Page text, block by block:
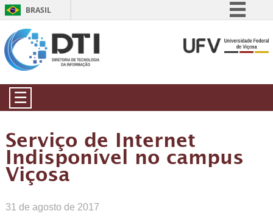
BRASIL
Comunica BR
☰
Serviço de Internet
Indisponível no campus
Viçosa
31 de agosto de 2017